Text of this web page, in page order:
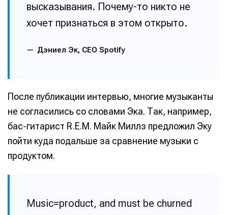
высказывания. Почему-то никто не
хочет признаться в этом открыто.
Дэниел Эк, CEO Spotify
После публикации интервью, многие музыканты
не согласились со словами Эка. Так, например,
бас-гитарист R.E.M. Майк Миллз предложил Эку
пойти куда подальше за сравнение музыки с
продуктом.
Music=product, and must be churned